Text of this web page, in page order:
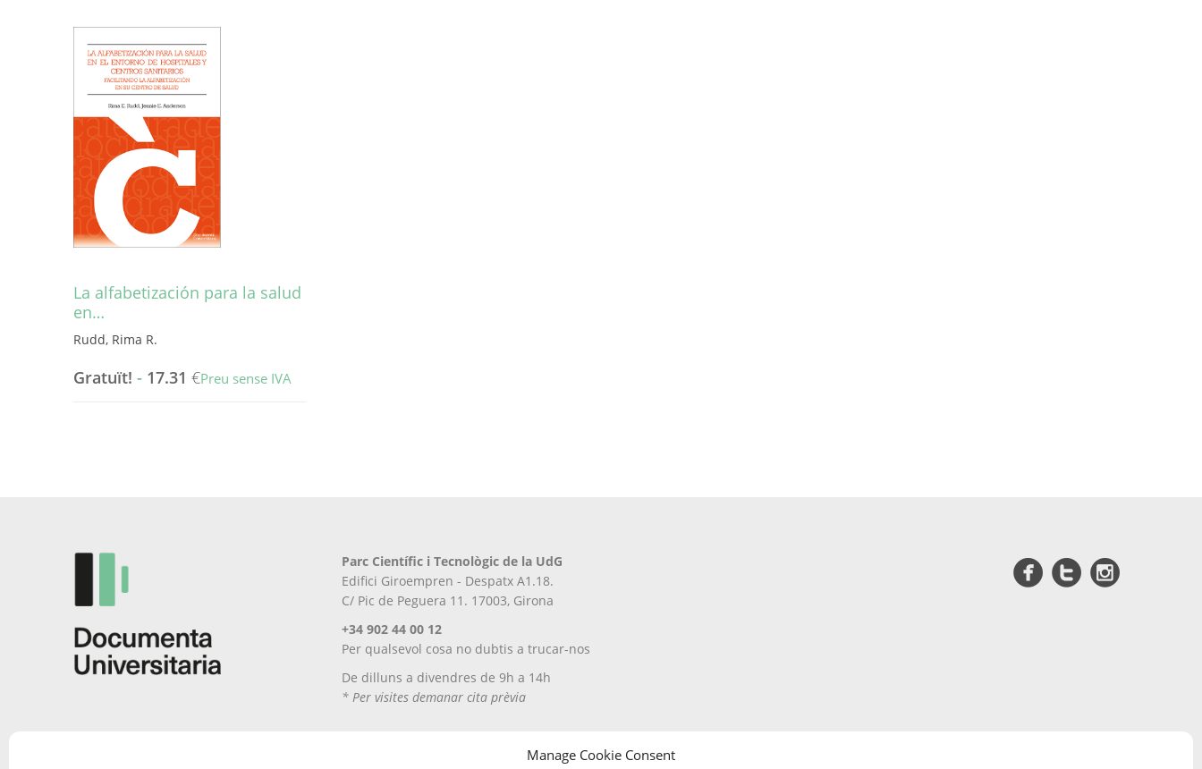
Manage Cookie Consent
La alfabetización para la salud
en…
Rudd, Rima R.
Gratuït! - 17.31 €Preu sense IVA
pàgina
del
producte
Parc Científic i Tecnològic de la UdG
Edifici Giroempren - Despatx A1.18.
C/ Pic de Peguera 11. 17003, Girona
+34 902 44 00 12
Per qualsevol cosa no dubtis a trucar-nos
De dilluns a divendres de 9h a 14h
* Per visites demanar cita prèvia